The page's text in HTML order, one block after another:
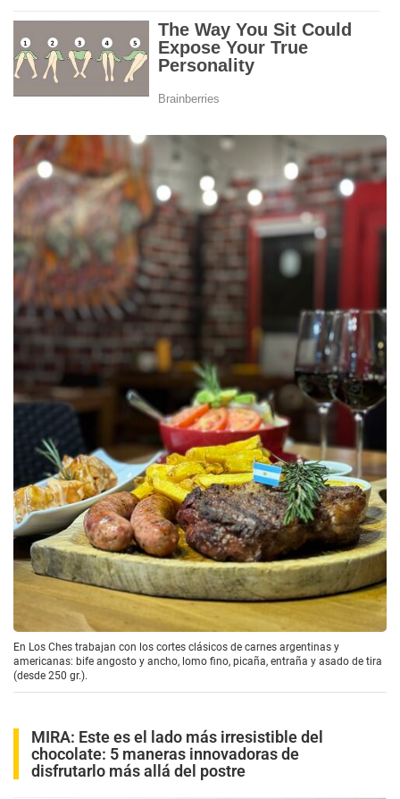
En Los Ches trabajan con los cortes clásicos de carnes argentinas y
americanas: bife angosto y ancho, lomo fino, picaña, entraña y asado de tira
(desde 250 gr.).
MIRA: Este es el lado más irresistible del
chocolate: 5 maneras innovadoras de
disfrutarlo más allá del postre